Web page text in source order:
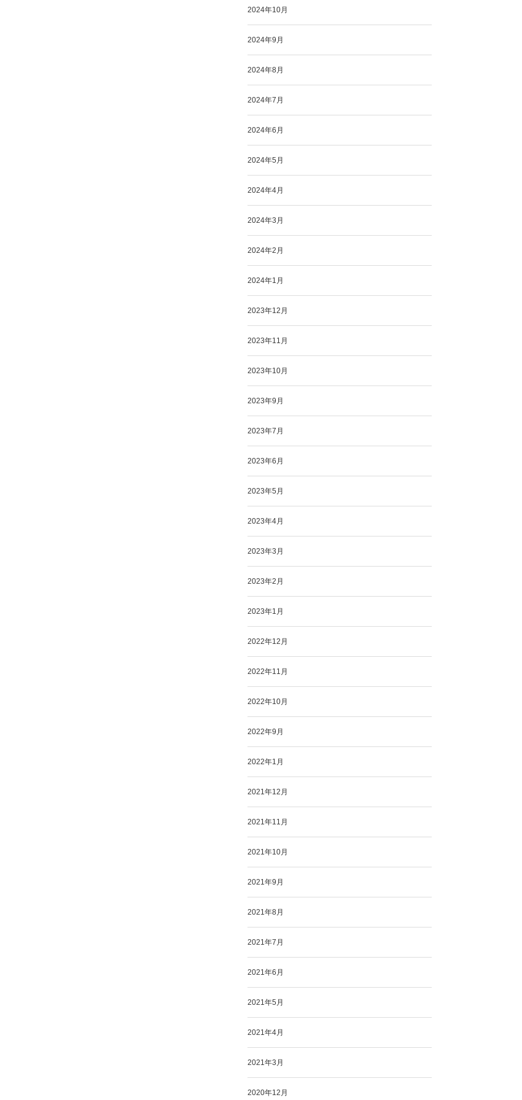
2024年10月
2024年9月
2024年8月
2024年7月
2024年6月
2024年5月
2024年4月
2024年3月
2024年2月
2024年1月
2023年12月
2023年11月
2023年10月
2023年9月
2023年7月
2023年6月
2023年5月
2023年4月
2023年3月
2023年2月
2023年1月
2022年12月
2022年11月
2022年10月
2022年9月
2022年1月
2021年12月
2021年11月
2021年10月
2021年9月
2021年8月
2021年7月
2021年6月
2021年5月
2021年4月
2021年3月
2020年12月